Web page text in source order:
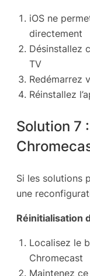
iOS ne
directement
Désinstallez
TV
Redémarrez
Réinstallez
Solution 7
Si les solutions
une
Réinitialisation
Localisez le
Chromecast
Maintenez